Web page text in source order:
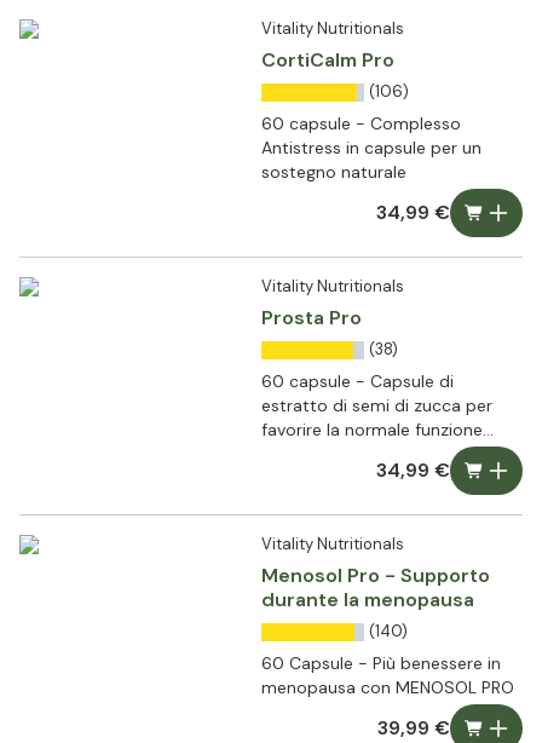
Vitality Nutritionals
CortiCalm Pro
(106)
60 capsule - Complesso
Antistress in capsule per un
sostegno naturale
34,99 €
Vitality Nutritionals
Prosta Pro
(38)
60 capsule - Capsule di
estratto di semi di zucca per
favorire la normale funzione
34,99 €
Vitality Nutritionals
Menosol Pro - Supporto
durante la menopausa
(140)
60 Capsule - Più benessere in
menopausa con MENOSOL PRO
39,99 €